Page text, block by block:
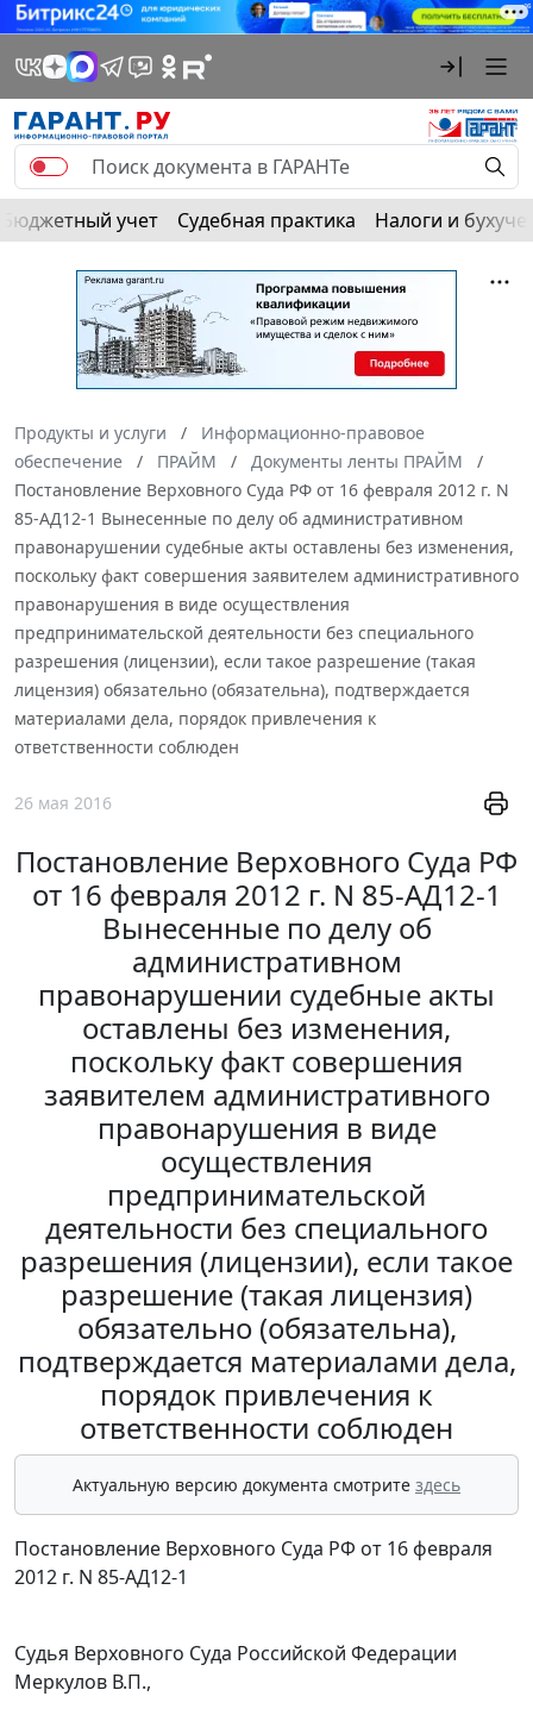
Бюджетный учет Судебная практика Налоги и
Продукты и услуги
Информационно-правовое
обеспечение
ПРАЙМ
Документы ленты ПРАЙМ
Постановление Верховного Суда РФ от 16 февраля 2012 г. N
85-АД12-1 Вынесенные по делу об административном
правонарушении судебные акты оставлены без изменения,
поскольку факт совершения заявителем административного
правонарушения в виде осуществления
предпринимательской деятельности без специального
разрешения (лицензии), если такое разрешение (такая
лицензия) обязательно (обязательна), подтверждается
материалами дела, порядок привлечения к
ответственности соблюден
26 мая 2016
Постановление Верховного Суда РФ
от 16 февраля 2012 г. N 85-АД12-1
Вынесенные по делу об
административном
правонарушении судебные акты
оставлены без изменения,
поскольку факт совершения
заявителем административного
правонарушения в виде
осуществления
предпринимательской
деятельности без специального
разрешения (лицензии), если такое
разрешение (такая лицензия)
обязательно (обязательна),
подтверждается материалами дела,
порядок привлечения к
ответственности соблюден
Актуальную версию документа смотрите здесь
Постановление Верховного Суда РФ от 16 февраля
2012 г. N 85-АД12-1
Судья Верховного Суда Российской Федерации
Меркулов В.П.,